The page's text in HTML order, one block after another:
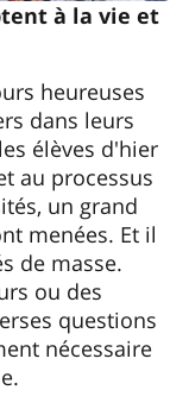
à la vie et
heureuses
dans leurs
élèves d'hier
au processus
un grand
menées. Et il
de masse.
ou des
questions
nécessaire